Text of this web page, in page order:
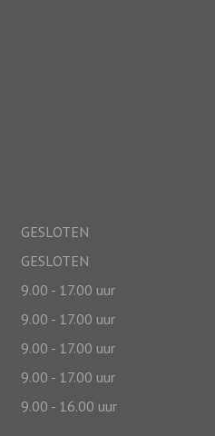
GESLOTEN
GESLOTEN
9.00 - 17.00 uur
9.00 - 17.00 uur
9.00 - 17.00 uur
9.00 - 17.00 uur
9.00 - 16.00 uur